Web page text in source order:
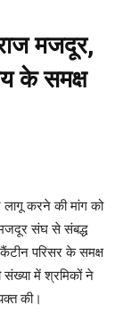
मजदूर,
के समक्ष
लागू करने की मांग को
संघ से संबद्ध
कैंटीन परिसर के समक्ष
संख्या में श्रमिकों ने
की।